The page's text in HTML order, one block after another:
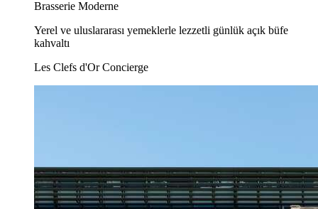
Brasserie Moderne
Yerel ve uluslararası yemeklerle lezzetli günlük açık büfe
kahvaltı
Les Clefs d'Or Concierge